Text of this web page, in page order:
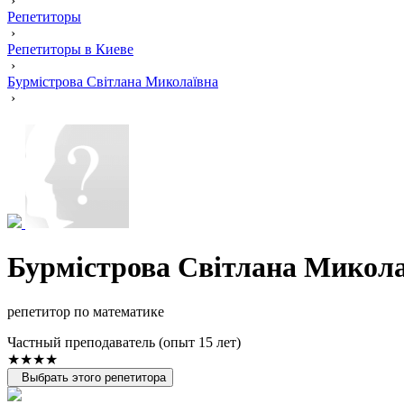
Репетиторы
›
Репетиторы в Киеве
›
Бурмістрова Світлана Миколаївна
›
Бурмістрова Світлана
репетитор по математике
Частный преподаватель (опыт 15 лет)
★★★★
Выбрать этого репетитора